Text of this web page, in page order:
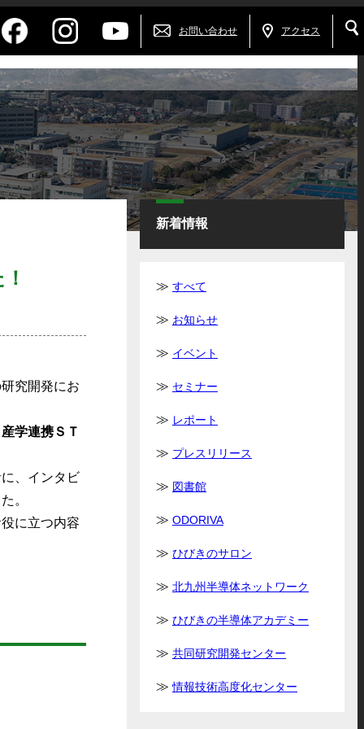
お問い合わせ アクセス
究開発にお
学連携ＳＴ
、インタビ
。
に立つ内容
新着情報
すべて
お知らせ
イベント
セミナー
レポート
プレスリリース
図書館
ODORIVA
ひびきのサロン
北九州半導体ネットワーク
ひびきの半導体アカデミー
共同研究開発センター
情報技術高度化センター